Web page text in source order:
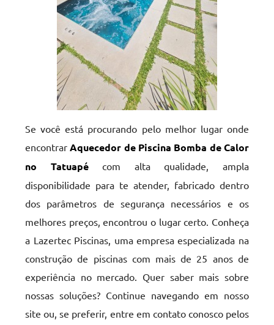
Se você está procurando pelo melhor lugar onde
encontrarAquecedor de Piscina Bomba de Calor
no Tatuapécom alta qualidade, ampla
disponibilidade para te atender, fabricado dentro
dos parâmetros de segurança necessários e os
melhores preços, encontrou o lugar certo. Conheça
a Lazertec Piscinas, uma empresa especializada na
construção de piscinas com mais de 25 anos de
experiência no mercado. Quer saber mais sobre
nossas soluções? Continue navegando em nosso
site ou, se preferir, entre em contato conosco pelos